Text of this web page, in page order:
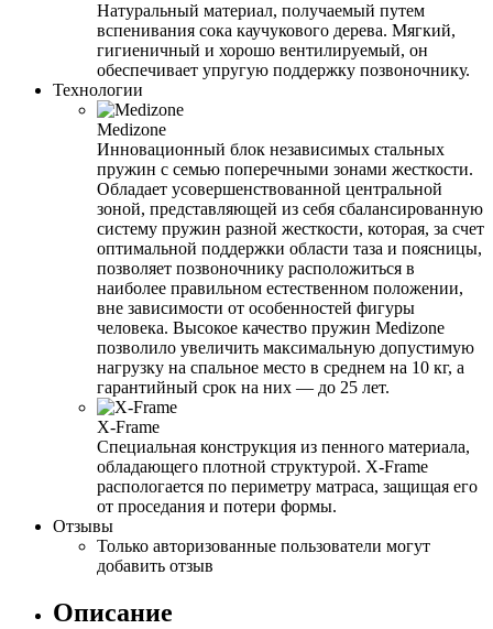
Натуральный материал, получаемый путем
вспенивания сока каучукового дерева. Мягкий,
гигиеничный и хорошо вентилируемый, он
обеспечивает упругую поддержку позвоночнику.
Технологии
Medizone
Инновационный блок независимых стальных
пружин с семью поперечными зонами жесткости.
Обладает усовершенствованной центральной
зоной, представляющей из себя сбалансированную
систему пружин разной жесткости, которая, за счет
оптимальной поддержки области таза и поясницы,
позволяет позвоночнику расположиться в
наиболее правильном естественном положении,
вне зависимости от особенностей фигуры
человека. Высокое качество пружин Medizone
позволило увеличить максимальную допустимую
нагрузку на спальное место в среднем на 10 кг, а
гарантийный срок на них — до 25 лет.
X-Frame
Специальная конструкция из пенного материала,
обладающего плотной структурой. X-Frame
распологается по периметру матраса, защищая его
от проседания и потери формы.
Отзывы
Только авторизованные пользователи могут
добавить отзыв
Описание